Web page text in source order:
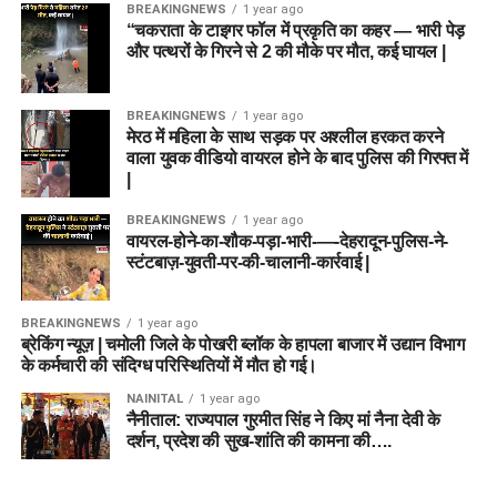
BREAKINGNEWS 1 year ago
“चकराता के टाइगर फॉल में प्रकृति का कहर — भारी पेड़
और पत्थरों के गिरने से 2 की मौके पर मौत, कई घायल |
BREAKINGNEWS 1 year ago
मेरठ में महिला के साथ सड़क पर अश्लील हरकत करने
वाला युवक वीडियो वायरल होने के बाद पुलिस की गिरफ्त में
BREAKINGNEWS 1 year ago
वायरल-होने-का-शौक-पड़ा-भारी-—-देहरादून-पुलिस-ने-
स्टंटबाज़-युवती-पर-की-चालानी-कार्रवाई |
BREAKINGNEWS 1 year ago
ब्रेकिंग न्यूज़ | चमोली जिले के पोखरी ब्लॉक के हापला बाजार में उद्यान विभाग
के कर्मचारी की संदिग्ध परिस्थितियों में मौत हो गई।
NAINITAL 1 year ago
नैनीताल: राज्यपाल गुरमीत सिंह ने किए मां नैना देवी के
दर्शन, प्रदेश की सुख-शांति की कामना की….